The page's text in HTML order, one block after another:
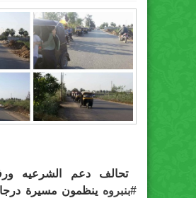
تحالف دعم الشرعيه
‫#‏بنبروه‬ ينظمون مسيرة